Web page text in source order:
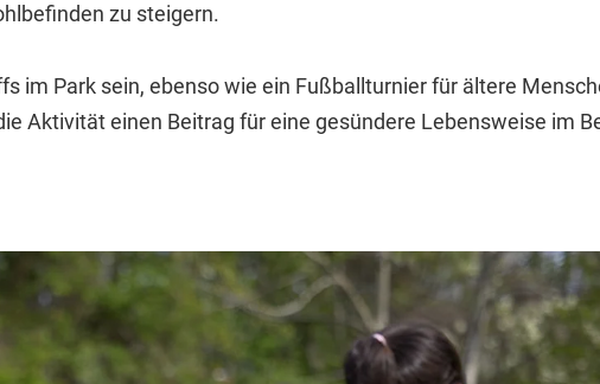
zu steigern.
im Park sein, ebenso wie ein Fußballturnier für ältere
Aktivität einen Beitrag für eine gesündere Lebensweise im